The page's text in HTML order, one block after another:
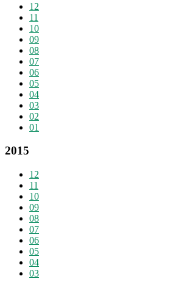
12
11
10
09
08
07
06
05
04
03
02
01
2015
12
11
10
09
08
07
06
05
04
03